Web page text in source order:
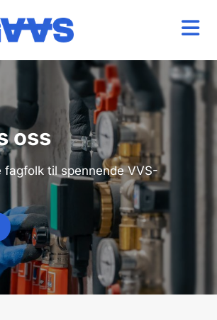
oss
fagfolk til spennende VVS-